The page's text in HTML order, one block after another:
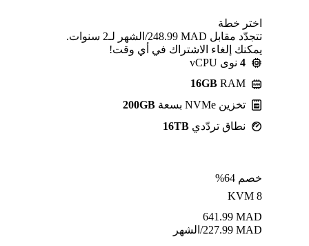
اختر خطة
تتجدّد مقابل MAD ⁦248.99⁩/الشهر لـ2 سنوات.
يمكنك إلغاء الاشتراك في أي وقت!
4 نوى vCPU
16GB RAM
تخزين NVMe بسعة
200GB
نطاق تردّدي 16TB
خصم 64%
KVM 8
MAD
641.99
MAD
227.99/الشهر